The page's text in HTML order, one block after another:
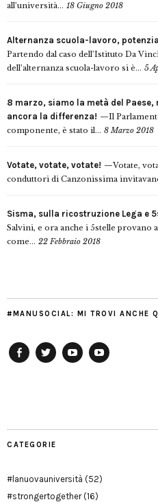
all’università... 18 Giugno 2018
Alternanza scuola-lavoro,
Partendo dal caso dell’Istituto Da
dell’alternanza scuola-lavoro si è... 5
8 marzo, siamo la metà del
ancora la differenza!
Il
componente, è stato il... 8 Marzo 2018
Votate, votate, votate!
Votate,
conduttori di Canzonissima
Sisma, sulla ricostruzione Lega e
Salvini, e ora anche i 5stelle provano
come... 22 Febbraio 2018
#MANUSOCIAL: MI TROVI ANCHE
CATEGORIE
#lanuovauniversità (52)
#strongertogether(16)